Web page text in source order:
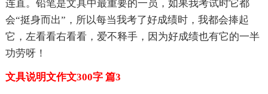
连直。铅笔是文具中最重要的一员，如果我考试时它都
会“挺身而出”，所以每当我考了好成绩时，我都会捧起
它，左看看右看看，爱不释手，因为好成绩也有它的一半
功劳呀！
文具说明文作文300字 篇3